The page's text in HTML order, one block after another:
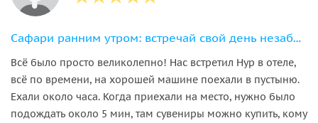
Сафари ранним утром: встречай свой день незабываемо
Всё было просто великолепно! Нас встретил Нур в отеле,
всё по времени, на хорошей машине поехали в пустыню.
Ехали около часа. Когда приехали на место, нужно было
подождать около 5 мин, там сувениры можно купить, кому